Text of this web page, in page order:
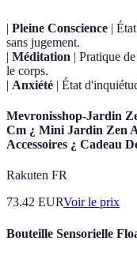
| Pleine Conscience |
sans jugement.
| Méditation | Pratique
le corps.
| Anxiété | État
Mevronisshop-Jardin
Cm ¿ Mini Jardin Zen
Accessoires ¿ Cadeau
Rakuten FR
73.42 EURVoir le prix
Bouteille Sensorielle